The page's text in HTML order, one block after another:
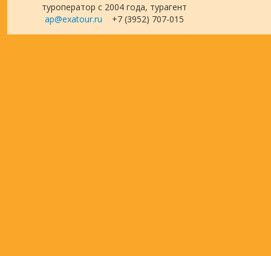
туроператор с 2004 года, турагент
ap@exatour.ru +7 (3952) 707-015